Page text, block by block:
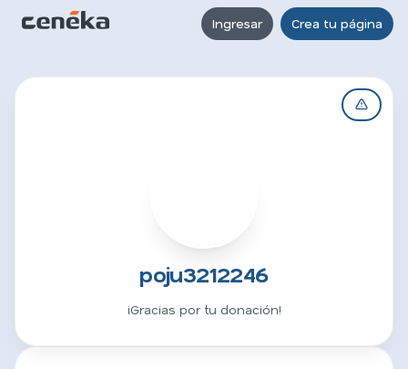
Ingresar Crea tu página
poju3212246
¡Gracias por tu donación!